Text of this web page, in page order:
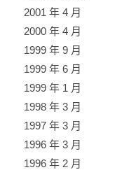
2001 年 4 月
2000 年 4 月
1999 年 9 月
1999 年 6 月
1999 年 1 月
1998 年 3 月
1997 年 3 月
1996 年 3 月
1996 年 2 月